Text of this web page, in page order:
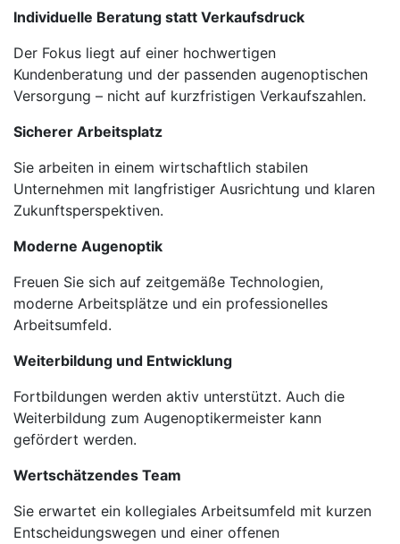
Individuelle Beratung statt Verkaufsdruck
Der Fokus liegt auf einer hochwertigen
Kundenberatung und der passenden augenoptischen
Versorgung – nicht auf kurzfristigen Verkaufszahlen.
Sicherer Arbeitsplatz
Sie arbeiten in einem wirtschaftlich stabilen
Unternehmen mit langfristiger Ausrichtung und klaren
Zukunftsperspektiven.
Moderne Augenoptik
Freuen Sie sich auf zeitgemäße Technologien,
moderne Arbeitsplätze und ein professionelles
Arbeitsumfeld.
Weiterbildung und Entwicklung
Fortbildungen werden aktiv unterstützt. Auch die
Weiterbildung zum Augenoptikermeister kann
gefördert werden.
Wertschätzendes Team
Sie erwartet ein kollegiales Arbeitsumfeld mit kurzen
Entscheidungswegen und einer offenen